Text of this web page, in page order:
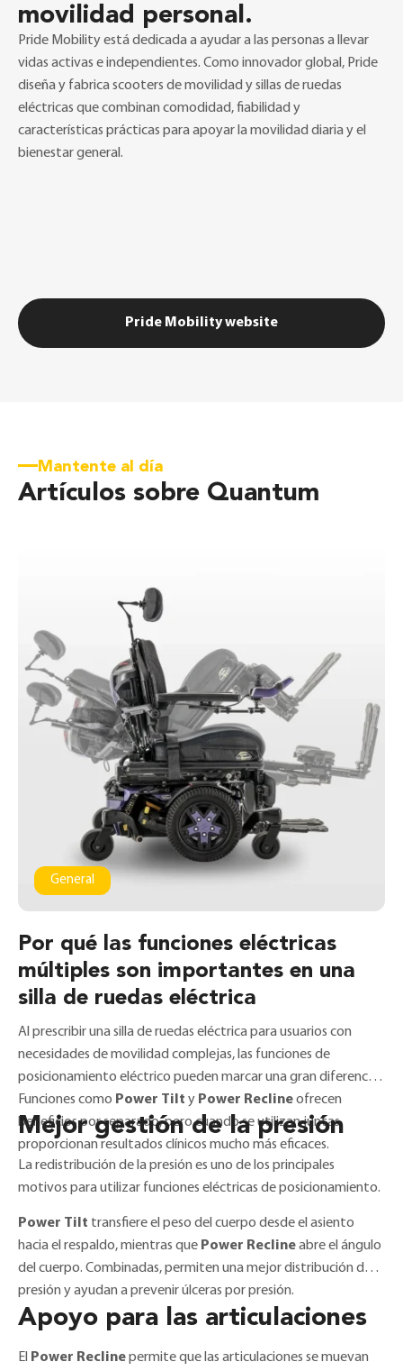
movilidad personal.
Pride Mobility está dedicada a ayudar a las personas a llevar
vidas activas e independientes. Como innovador global, Pride
diseña y fabrica scooters de movilidad y sillas de ruedas
eléctricas que combinan comodidad, fiabilidad y
características prácticas para apoyar la movilidad diaria y el
bienestar general.
Pride Mobility website
Mantente al día
Artículos sobre Quantum
General
Por qué las funciones eléctricas
múltiples son importantes en una
silla de ruedas eléctrica
Al prescribir una silla de ruedas eléctrica para usuarios con
necesidades de movilidad complejas, las funciones de
posicionamiento eléctrico pueden marcar una gran diferencia.
Funciones como Power Tilt y Power Reclineofrecen
beneficios por separado, pero cuando se utilizan juntas
proporcionan resultados clínicos mucho más eficaces.
Mejor gestión de la presión
La redistribución de la presión es uno de los principales
motivos para utilizar funciones eléctricas de posicionamiento.
Power Tilt transfiere el peso del cuerpo desde el asiento
hacia el respaldo, mientras que Power Reclineabre el ángulo
del cuerpo. Combinadas, permiten una mejor distribución de la
presión y ayudan a prevenir úlceras por presión.
Apoyo para las articulaciones
El Power Reclinepermite que las articulaciones se muevan